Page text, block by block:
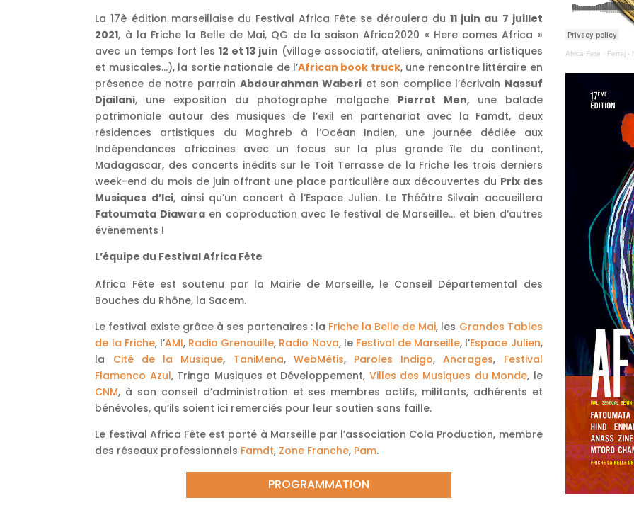
La 17è édition marseillaise du Festival Africa Fête se déroulera du11 juin au 7 juillet
2021, à la Friche la Belle de Mai, QG de la saison Africa2020 « Here comes Africa »
avec un temps fort les 12 et 13 juin (village associatif, ateliers, animations artistiques
et musicales…), la sortie nationale de l’African book truck, une rencontre littéraire en
présence de notre parrain Abdourahman Waberi et son complice l’écrivain Nassuf
Djailani, une exposition du photographe malgache Pierrot Men, une balade
patrimoniale autour des musiques de l’exil en partenariat avec la Famdt, deux
résidences artistiques du Maghreb à l’Océan Indien, une journée dédiée aux
Indépendances africaines avec un focus sur la plus grande île du continent,
Madagascar, des concerts inédits sur le Toit Terrasse de la Friche les trois derniers
week-end du mois de juin offrant une place particulière aux découvertes du Prix des
Musiques d’Ici, ainsi qu’un concert à l’Espace Julien. Le Théâtre Silvain accueillera
Fatoumata Diawaraen coproduction avec le festival de Marseille… et bien d’autres
évènements !
L’équipe du Festival Africa Fête
Africa Fête est soutenu par la Mairie de Marseille, le Conseil Départemental des
Bouches du Rhône, la Sacem.
Le festival existe grâce à ses partenaires : la Friche la Belle de Mai, les Grandes Tables
de la Friche, l’AMI, Radio Grenouille, Radio Nova, le Festival de Marseille, l’Espace Julien,
la Cité de la Musique, TaniMena, WebMétis, Paroles Indigo,Ancrages, Festival
Flamenco Azul, Tringa Musiques et Développement, Villes des Musiques du Monde, le
CNM, à son conseil d’administration et ses membres actifs, militants, adhérents et
bénévoles, qu’ils soient ici remerciés pour leur soutien sans faille.
Le festival Africa Fête est porté à Marseille par l’association Cola Production, membre
des réseaux professionnels Famdt, Zone Franche, Pam.
PROGRAMMATION
Africa Fete · Ferraj -